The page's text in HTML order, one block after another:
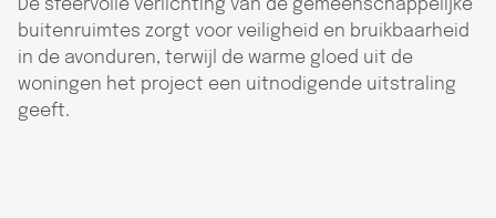
De sfeervolle verlichting van de gemeenschappelijke
buitenruimtes zorgt voor veiligheid en bruikbaarheid
in de avonduren, terwijl de warme gloed uit de
woningen het project een uitnodigende uitstraling
geeft.